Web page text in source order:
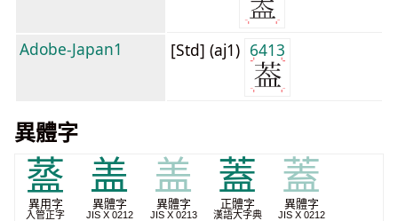
Adobe-Japan1 [Std] (aj1) 6413
異體字
䕄
異用字
入管正字
盖
異體字
JIS X 0212
盖
異體字
JIS X 0213
蓋
正體字
漢語大字典
蓋
異體字
JIS X 0212